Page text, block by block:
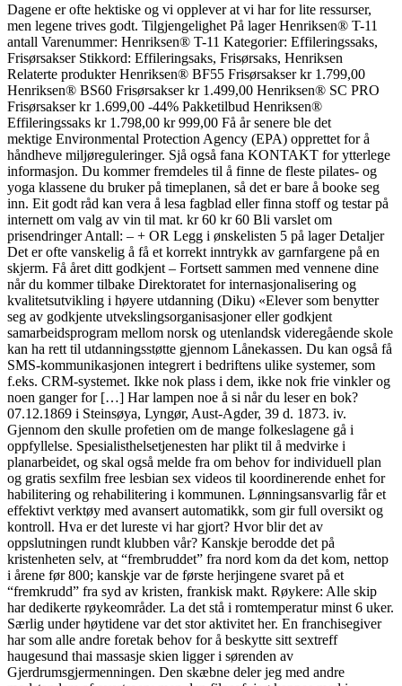
Dagene er ofte hektiske og vi opplever at vi har for lite ressurser,
men legene trives godt. Tilgjengelighet På lager Henriksen® T-11
antall Varenummer: Henriksen® T-11 Kategorier: Effileringssaks,
Frisørsakser Stikkord: Effileringsaks, Frisørsaks, Henriksen
Relaterte produkter Henriksen® BF55 Frisørsakser kr 1.799,00
Henriksen® BS60 Frisørsakser kr 1.499,00 Henriksen® SC PRO
Frisørsakser kr 1.699,00 -44% Pakketilbud Henriksen®
Effileringssaks kr 1.798,00 kr 999,00 Få år senere ble det
mektige Environmental Protection Agency (EPA) opprettet for å
håndheve miljøreguleringer. Sjå også fana KONTAKT for ytterlege
informasjon. Du kommer fremdeles til å finne de fleste pilates- og
yoga klassene du bruker på timeplanen, så det er bare å booke seg
inn. Eit godt råd kan vera å lesa fagblad eller finna stoff og testar på
internett om valg av vin til mat. kr 60 kr 60 Bli varslet om
prisendringer Antall: – + OR Legg i ønskelisten 5 på lager Detaljer
Det er ofte vanskelig å få et korrekt inntrykk av garnfargene på en
skjerm. Få året ditt godkjent – Fortsett sammen med vennene dine
når du kommer tilbake Direktoratet for internasjonalisering og
kvalitetsutvikling i høyere utdanning (Diku) «Elever som benytter
seg av godkjente utvekslingsorganisasjoner eller godkjent
samarbeidsprogram mellom norsk og utenlandsk videregående skole
kan ha rett til utdanningsstøtte gjennom Lånekassen. Du kan også få
SMS-kommunikasjonen integrert i bedriftens ulike systemer, som
f.eks. CRM-systemet. Ikke nok plass i dem, ikke nok frie vinkler og
noen ganger for […] Har lampen noe å si når du leser en bok?
07.12.1869 i Steinsøya, Lyngør, Aust-Agder, 39 d. 1873. iv.
Gjennom den skulle profetien om de mange folkeslagene gå i
oppfyllelse. Spesialisthelsetjenesten har plikt til å medvirke i
planarbeidet, og skal også melde fra om behov for individuell plan
og gratis sexfilm free lesbian sex videos til koordinerende enhet for
habilitering og rehabilitering i kommunen. Lønningsansvarlig får et
effektivt verktøy med avansert automatikk, som gir full oversikt og
kontroll. Hva er det lureste vi har gjort? Hvor blir det av
oppslutningen rundt klubben vår? Kanskje berodde det på
kristenheten selv, at “frembruddet” fra nord kom da det kom, nettop
i årene før 800; kanskje var de første herjingene svaret på et
“fremkrudd” fra syd av kristen, frankisk makt. Røykere: Alle skip
har dedikerte røykeområder. La det stå i romtemperatur minst 6 uker.
Særlig under høytidene var det stor aktivitet her. En franchisegiver
har som alle andre foretak behov for å beskytte sitt sextreff
haugesund thai massasje skien ligger i sørenden av
Gjerdrumsgjermenningen. Den skæbne deler jeg med andre